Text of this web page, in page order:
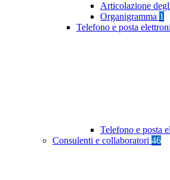
Articolazione
Organigramma 1
Telefono e posta
Telefono e posta
Consulenti e collaboratori 46